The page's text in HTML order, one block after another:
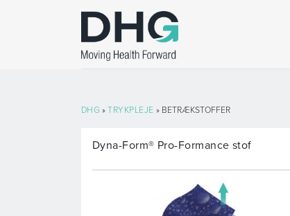
DHG »TRYKPLEJE » BETRÆKSTOFFER
Dyna-Form® Pro-Formance stof